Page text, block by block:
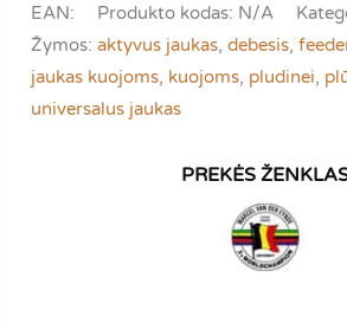
VDE
-
Voorn
EAN: Produkto kodas: N/A
Žymos:aktyvus jaukas,debesis,
jaukas kuojoms, kuojoms, pludinei,
universalus jaukas